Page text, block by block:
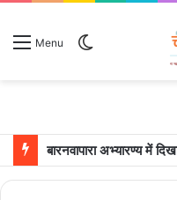
Menu